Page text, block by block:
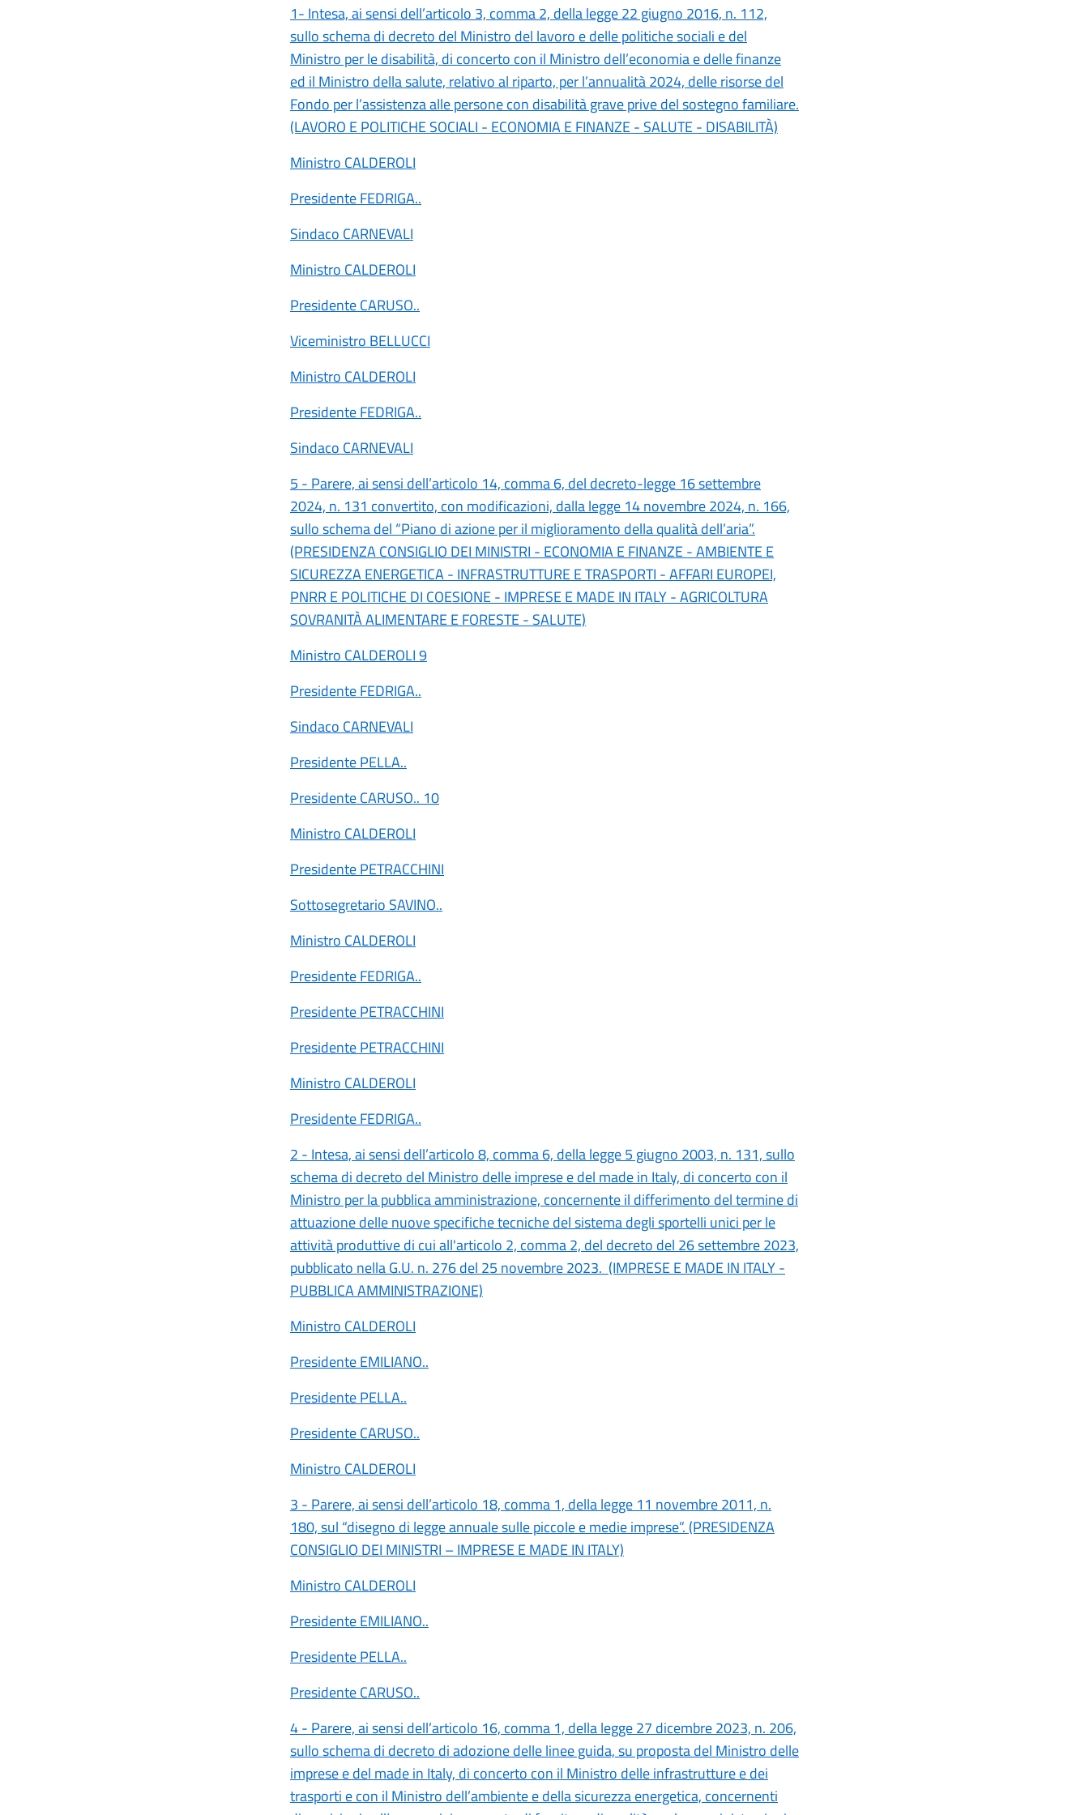
1- Intesa, ai sensi dell’articolo 3, comma 2, della legge 22 giugno 2016, n. 112,
sullo schema di decreto del Ministro del lavoro e delle politiche sociali e del
Ministro per le disabilità, di concerto con il Ministro dell’economia e delle finanze
ed il Ministro della salute, relativo al riparto, per l’annualità 2024, delle risorse del
Fondo per l’assistenza alle persone con disabilità grave prive del sostegno familiare.
(LAVORO E POLITICHE SOCIALI - ECONOMIA E FINANZE - SALUTE - DISABILITÀ)
Ministro CALDEROLI
Presidente FEDRIGA..
Sindaco CARNEVALI
Ministro CALDEROLI
Presidente CARUSO..
Viceministro BELLUCCI
Ministro CALDEROLI
Presidente FEDRIGA..
Sindaco CARNEVALI
5 - Parere, ai sensi dell’articolo 14, comma 6, del decreto-legge 16 settembre
2024, n. 131 convertito, con modificazioni, dalla legge 14 novembre 2024, n. 166,
sullo schema del “Piano di azione per il miglioramento della qualità dell’aria”.
(PRESIDENZA CONSIGLIO DEI MINISTRI - ECONOMIA E FINANZE - AMBIENTE E
SICUREZZA ENERGETICA - INFRASTRUTTURE E TRASPORTI - AFFARI EUROPEI,
PNRR E POLITICHE DI COESIONE - IMPRESE E MADE IN ITALY - AGRICOLTURA
SOVRANITÀ ALIMENTARE E FORESTE - SALUTE)
Ministro CALDEROLI9
Presidente FEDRIGA..
Sindaco CARNEVALI
Presidente PELLA..
Presidente CARUSO.. 10
Ministro CALDEROLI
Presidente PETRACCHINI
Sottosegretario SAVINO..
Ministro CALDEROLI
Presidente FEDRIGA..
Presidente PETRACCHINI
Presidente PETRACCHINI
Ministro CALDEROLI
Presidente FEDRIGA..
2 - Intesa, ai sensi dell’articolo 8, comma 6, della legge 5 giugno 2003, n. 131, sullo
schema di decreto del Ministro delle imprese e del made in Italy, di concerto con il
Ministro per la pubblica amministrazione, concernente il differimento del termine di
attuazione delle nuove specifiche tecniche del sistema degli sportelli unici per le
attività produttive di cui all'articolo 2, comma 2, del decreto del 26 settembre 2023,
pubblicato nella G.U. n. 276 del 25 novembre 2023. (IMPRESE E MADE IN ITALY -
PUBBLICA AMMINISTRAZIONE)
Ministro CALDEROLI
Presidente EMILIANO..
Presidente PELLA..
Presidente CARUSO..
Ministro CALDEROLI
3 - Parere, ai sensi dell’articolo 18, comma 1, della legge 11 novembre 2011, n.
180, sul “disegno di legge annuale sulle piccole e medie imprese”. (PRESIDENZA
CONSIGLIO DEI MINISTRI – IMPRESE E MADE IN ITALY)
Ministro CALDEROLI
Presidente EMILIANO..
Presidente PELLA..
Presidente CARUSO..
4 - Parere, ai sensi dell’articolo 16, comma 1, della legge 27 dicembre 2023, n. 206,
sullo schema di decreto di adozione delle linee guida, su proposta del Ministro delle
imprese e del made in Italy, di concerto con il Ministro delle infrastrutture e dei
trasporti e con il Ministro dell’ambiente e della sicurezza energetica, concernenti